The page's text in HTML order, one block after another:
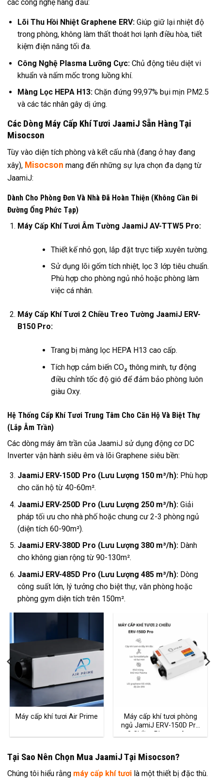
các công nghệ hàng đầu:
Lõi Thu Hồi Nhiệt Graphene ERV:Giúp giữ lại nhiệt độ
trong phòng, không làm thất thoát hơi lạnh điều hòa, tiết
kiệm điện năng tối đa.
Công Nghệ Plasma Lưỡng Cực:Chủ động tiêu diệt vi
khuẩn và nấm mốc trong luồng khí.
Màng Lọc HEPA H13:Chặn đứng 99,97% bụi mịn PM2.5
và các tác nhân gây dị ứng.
Các Dòng Máy Cấp Khí Tươi JaamiJ Sẵn Hàng Tại
Misocson
Tùy vào diện tích phòng và kết cấu nhà (đang ở hay đang
xây), Misocson mang đến những sự lựa chọn đa dạng từ
JaamiJ:
Dành Cho Phòng Đơn Và Nhà Đã Hoàn Thiện (Không Cần Đi
Đường Ống Phức Tạp)
Máy Cấp Khí Tươi Âm Tường JaamiJ AV-TTW5 Pro:
Thiết kế nhỏ gọn, lắp đặt trực tiếp xuyên tường.
Sử dụng lõi gốm tích nhiệt, lọc 3 lớp tiêu chuẩn.
Phù hợp cho phòng ngủ nhỏ hoặc phòng làm
việc cá nhân.
Máy Cấp Khí Tươi 2 Chiều Treo Tường JaamiJ ERV-
B150 Pro:
Trang bị màng lọc HEPA H13 cao cấp.
Tích hợp cảm biến CO₂ thông minh, tự động
điều chỉnh tốc độ gió để đảm bảo phòng luôn
giàu Oxy.
Hệ Thống Cấp Khí Tươi Trung Tâm Cho Căn Hộ Và Biệt Thự
(Lắp Âm Trần)
Các dòng máy âm trần của JaamiJ sử dụng động cơ DC
Inverter vận hành siêu êm và lõi Graphene siêu bền:
JaamiJ ERV-150D Pro (Lưu Lượng 150 m³/h):Phù hợp
cho căn hộ từ 40-60m².
JaamiJ ERV-250D Pro (Lưu Lượng 250 m³/h):Giải
pháp tối ưu cho nhà phố hoặc chung cư 2-3 phòng ngủ
(diện tích 60-90m²).
JaamiJ ERV-380D Pro (Lưu Lượng 380 m³/h):Dành
cho không gian rộng từ 90-130m².
JaamiJ ERV-485D Pro (Lưu Lượng 485 m³/h):Dòng
công suất lớn, lý tưởng cho biệt thự, văn phòng hoặc
phòng gym diện tích trên 150m².
Máy cấp khí tươi Air Prime
Máy cấp khí tươi phòng
ngủ JamiJ ERV-150D Pro
2 Chiều, Plasma, App
Tại Sao Nên Chọn Mua JaamiJ Tại Misocson?
Chúng tôi hiểu rằng máy cấp khí tươi là một thiết bị đặc thù.